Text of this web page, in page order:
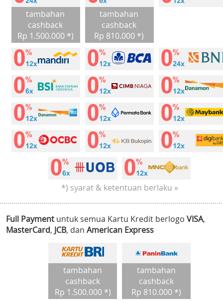
tambahan
cashback
Rp 1.500.000 *)
tambahan
cashback
Rp 810.000 *)
*) syarat & ketentuan berlaku »
Full Payment untuk semua Kartu Kredit berlogo VISA,
MasterCard, JCB, dan American Express
tambahan
cashback
Rp 1.500.000 *)
tambahan
cashback
Rp 810.000 *)